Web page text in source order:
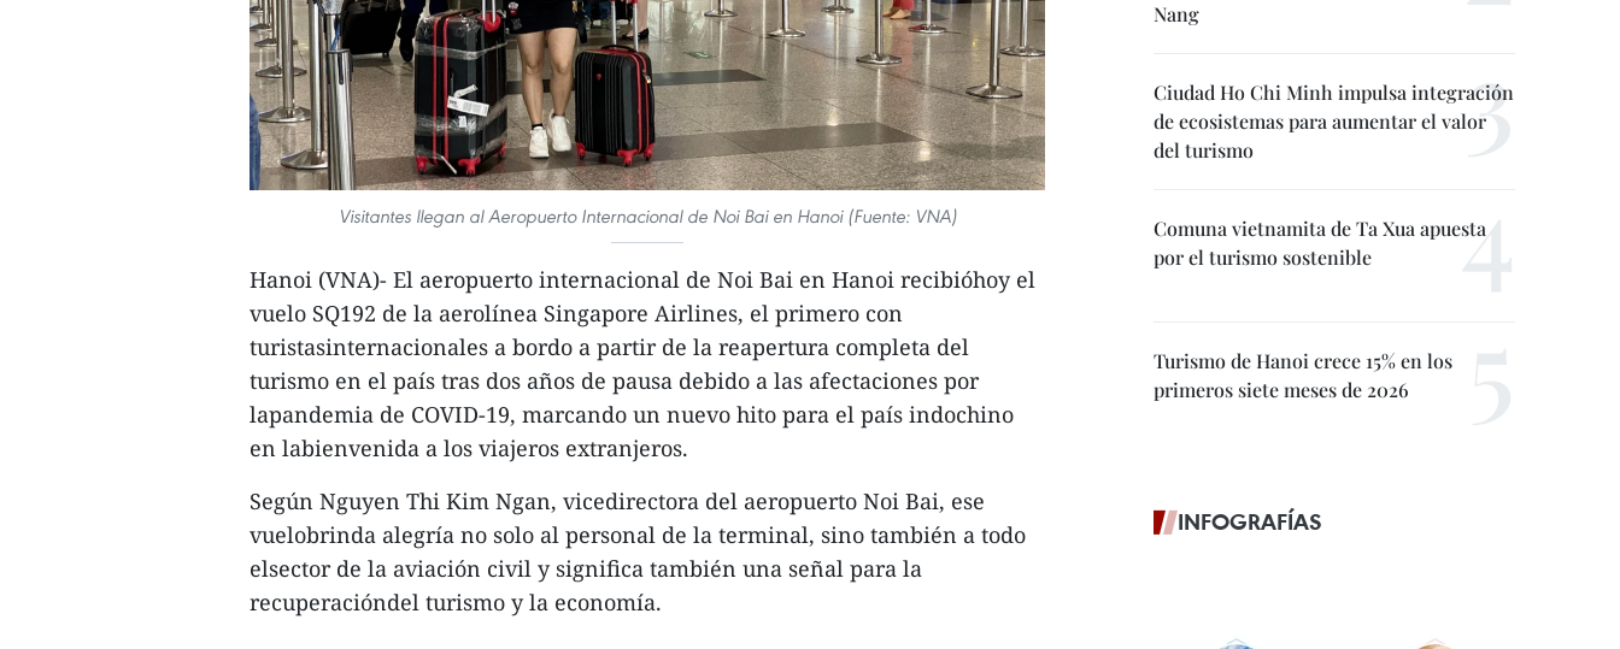
Visitantes llegan al Aeropuerto Internacional de Noi Bai en Hanoi (Fuente: VNA)
Hanoi (VNA)- El aeropuerto internacional de Noi Bai en Hanoi recibióhoy el
vuelo SQ192 de la aerolínea Singapore Airlines, el primero con
turistasinternacionales a bordo a partir de la reapertura completa del
turismo en el país tras dos años de pausa debido a las afectaciones por
lapandemia de COVID-19, marcando un nuevo hito para el país indochino
en labienvenida a los viajeros extranjeros.
Según Nguyen Thi Kim Ngan, vicedirectora del aeropuerto Noi Bai, ese
vuelobrinda alegría no solo al personal de la terminal, sino también a todo
elsector de la aviación civil y significa también una señal para la
recuperacióndel turismo y la economía.
Nang
Ciudad Ho Chi Minh impulsa integración
de ecosistemas para aumentar el valor
del turismo
Comuna vietnamita de Ta Xua apuesta
por el turismo sostenible
Turismo de Hanoi crece 15% en los
primeros siete meses de 2026
INFOGRAFÍAS